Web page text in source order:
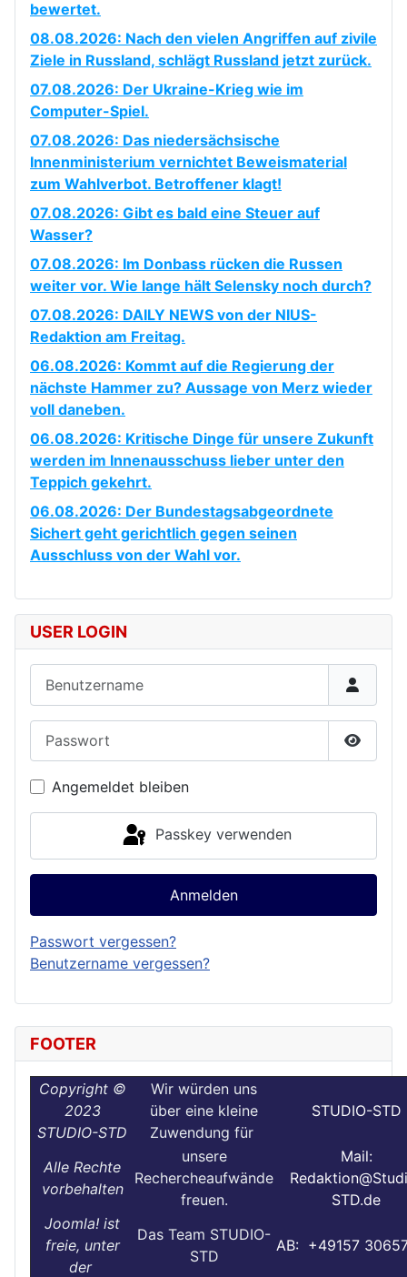
bewertet.
08.08.2026: Nach den vielen Angriffen auf zivile
Ziele in Russland, schlägt Russland jetzt zurück.
07.08.2026: Der Ukraine-Krieg wie im
Computer-Spiel.
07.08.2026: Das niedersächsische
Innenministerium vernichtet Beweismaterial
zum Wahlverbot. Betroffener klagt!
07.08.2026: Gibt es bald eine Steuer auf
Wasser?
07.08.2026: Im Donbass rücken die Russen
weiter vor. Wie lange hält Selensky noch durch?
07.08.2026: DAILY NEWS von der NIUS-
Redaktion am Freitag.
06.08.2026: Kommt auf die Regierung der
nächste Hammer zu? Aussage von Merz wieder
voll daneben.
06.08.2026: Kritische Dinge für unsere Zukunft
werden im Innenausschuss lieber unter den
Teppich gekehrt.
06.08.2026: Der Bundestagsabgeordnete
Sichert geht gerichtlich gegen seinen
Ausschluss von der Wahl vor.
USER LOGIN
Angemeldet bleiben
Passkey verwenden
Anmelden
Passwort vergessen?
Benutzername vergessen?
FOOTER
Copyright ©
2023
STUDIO-STD
Wir würden uns
über eine kleine
Zuwendung für
STUDIO-STD
Alle Rechte
vorbehalten
unsere
Rechercheaufwände
freuen.
Mail:
STD.de
Joomla! ist
freie, unter
der
Das Team STUDIO-
STD
AB: +49157